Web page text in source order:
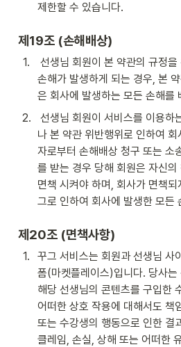
제한할 수 있습니다.
제19조 (손해배상)
1.
손해가 발생하게 되는 경우, 본
은 회사에 발생하는 모든 손해를
2.
나 본 약관 위반행위로 인하여
자로부터 손해배상 청구 또는 소
를 받는 경우 당해 회원은 자신
면책 시켜야 하며, 회사가 면책
그로 인하여 회사에 발생한 모든
제20조 (면책사항)
1.
꾸그 서비스는 회원과 선생님 사
폼(마켓플레이스)입니다. 당사는
해당 선생님의 콘텐츠를 구입한
어떠한 상호 작용에 대해서도 책
또는 수강생의 행동으로 인한 결
클레임, 손실, 상해 또는 어떠한